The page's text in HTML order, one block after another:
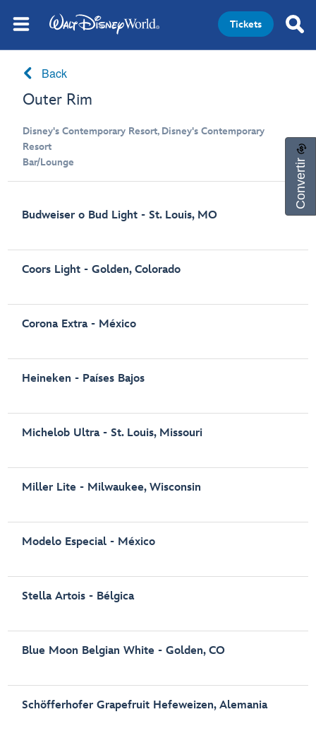
Tickets
Back
Outer Rim
Disney's Contemporary Resort, Disney's Contemporary
Resort
Bar/Lounge
Budweiser o Bud Light - St. Louis, MO
Coors Light - Golden, Colorado
Corona Extra - México
Heineken - Países Bajos
Michelob Ultra - St. Louis, Missouri
Miller Lite - Milwaukee, Wisconsin
Modelo Especial ‑ México
Stella Artois - Bélgica
Blue Moon Belgian White - Golden, CO
Schöfferhofer Grapefruit Hefeweizen, Alemania
Convertir